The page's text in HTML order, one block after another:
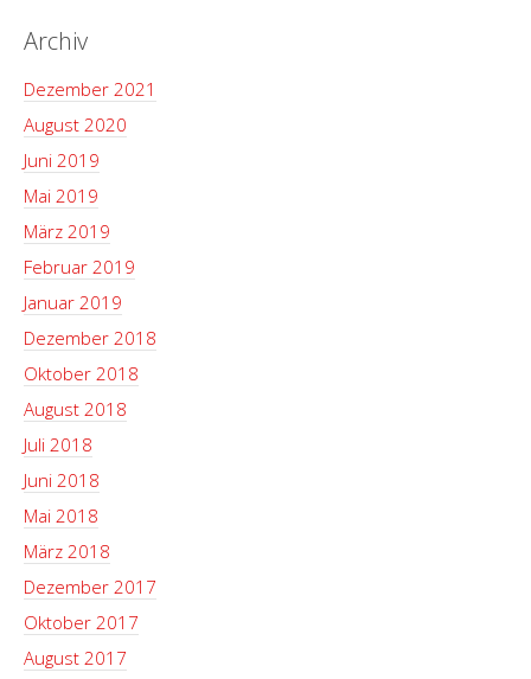
Archiv
Dezember 2021
August 2020
Juni 2019
Mai 2019
März 2019
Februar 2019
Januar 2019
Dezember 2018
Oktober 2018
August 2018
Juli 2018
Juni 2018
Mai 2018
März 2018
Dezember 2017
Oktober 2017
August 2017